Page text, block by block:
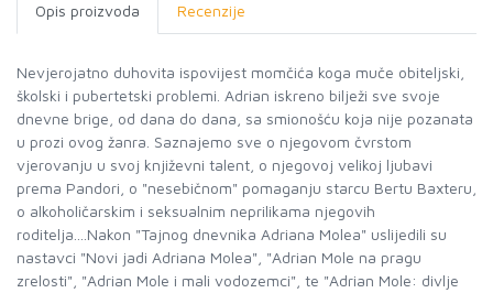
Opis proizvoda Recenzije
Nevjerojatno duhovita ispovijest momčića koga muče obiteljski,
školski i pubertetski problemi. Adrian iskreno bilježi sve svoje
dnevne brige, od dana do dana, sa smionošću koja nije pozanata
u prozi ovog žanra. Saznajemo sve o njegovom čvrstom
vjerovanju u svoj književni talent, o njegovoj velikoj ljubavi
prema Pandori, o "nesebičnom" pomaganju starcu Bertu Baxteru,
o alkoholičarskim i seksualnim neprilikama njegovih
roditelja....Nakon "Tajnog dnevnika Adriana Molea" uslijedili su
nastavci "Novi jadi Adriana Molea", "Adrian Mole na pragu
zrelosti", "Adrian Mole i mali vodozemci", te "Adri­an Mole: divlje